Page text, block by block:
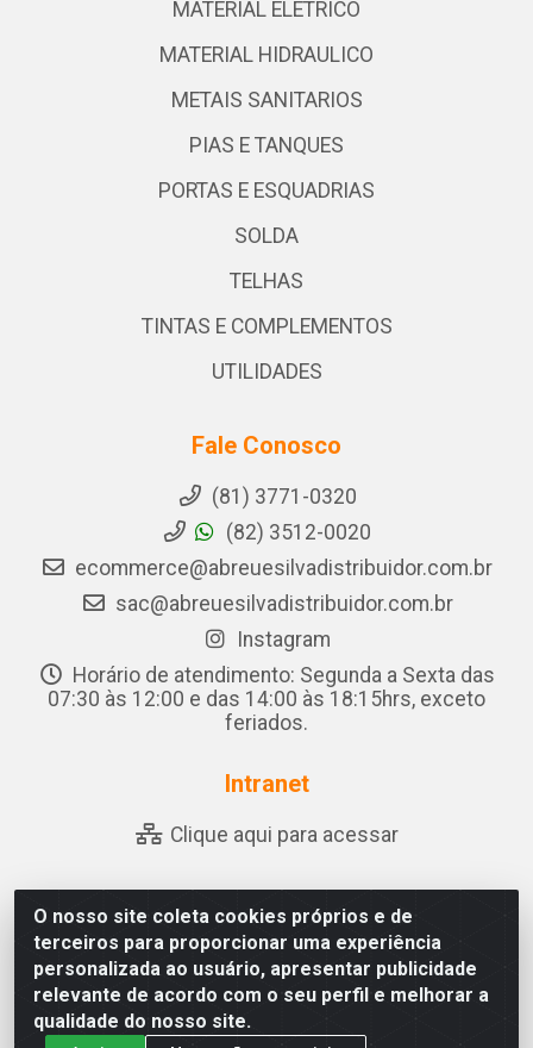
O nosso site coleta cookies próprios e de
terceiros para proporcionar uma experiência
personalizada ao usuário, apresentar publicidade
relevante de acordo com o seu perfil e melhorar a
qualidade do nosso site.
MATERIAL ELETRICO
MATERIAL HIDRAULICO
METAIS SANITARIOS
PIAS E TANQUES
PORTAS E ESQUADRIAS
SOLDA
TELHAS
TINTAS E COMPLEMENTOS
UTILIDADES
Fale Conosco
(81) 3771-0320
(82) 3512-0020
ecommerce@abreuesilvadistribuidor.com.br
sac@abreuesilvadistribuidor.com.br
Instagram
Horário de atendimento: Segunda a Sexta das
07:30 às 12:00 e das 14:00 às 18:15hrs, exceto
feriados.
Intranet
Clique aqui para acessar
Abreu & Silva - Rua Padre Jose de Souza Leite, 265 - Ariado,
Olho D'Água das Flores/AL - CEP 57.442-000 - CNPJ
04.790.656/0001-06